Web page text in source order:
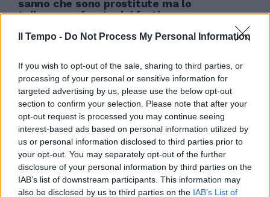
Il Tempo - Do Not Process My Personal Information
If you wish to opt-out of the sale, sharing to third parties, or
processing of your personal or sensitive information for
targeted advertising by us, please use the below opt-out
section to confirm your selection. Please note that after your
opt-out request is processed you may continue seeing
interest-based ads based on personal information utilized by
us or personal information disclosed to third parties prior to
your opt-out. You may separately opt-out of the further
disclosure of your personal information by third parties on the
IAB’s list of downstream participants. This information may
also be disclosed by us to third parties on the IAB’s List of
sanno che sono prostitute ma lo
tollerano a fronte dei forti
Tagli ai consulenti da 200 mila
euro
23/05/2010
Nomade 16enne arrestata 22
volte